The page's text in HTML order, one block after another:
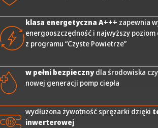
klasa energetyczna A+++ zapewnia
energooszczędność i najwyższy
z programu “Czyste Powietrze”
w pełni bezpiecznydla środowiska
nowej generacji pomp ciepła
wydłużona żywotność sprężarki dzięki
inwerterowej